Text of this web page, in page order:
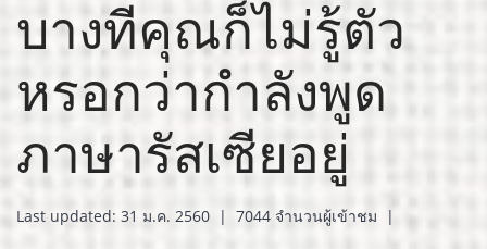
บางทีคุณก็ไม่รู้ตัว
หรอกว่ากำลังพูด
ภาษารัสเซียอยู่
Last updated: 31 ม.ค. 2560 | 7044 จำนวนผู้เข้าชม |